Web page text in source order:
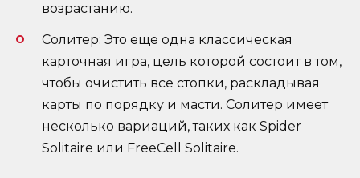
возрастанию.
Солитер: Это еще одна классическая
карточная игра, цель которой состоит в том,
чтобы очистить все стопки, раскладывая
карты по порядку и масти. Солитер имеет
несколько вариаций, таких как Spider
Solitaire или FreeCell Solitaire.